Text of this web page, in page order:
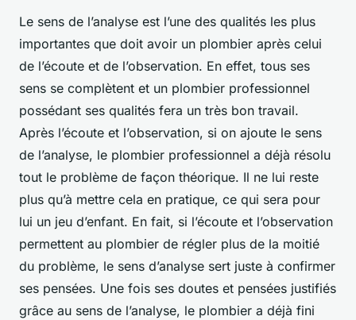
Le sens de l’analyse est l’une des qualités les plus
importantes que doit avoir un plombier après celui
de l’écoute et de l’observation. En effet, tous ses
sens se complètent et un plombier professionnel
possédant ses qualités fera un très bon travail.
Après l’écoute et l’observation, si on ajoute le sens
de l’analyse, le plombier professionnel a déjà résolu
tout le problème de façon théorique. Il ne lui reste
plus qu’à mettre cela en pratique, ce qui sera pour
lui un jeu d’enfant. En fait, si l’écoute et l’observation
permettent au plombier de régler plus de la moitié
du problème, le sens d’analyse sert juste à confirmer
ses pensées. Une fois ses doutes et pensées justifiés
grâce au sens de l’analyse, le plombier a déjà fini